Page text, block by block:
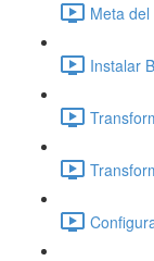
Meta
Instalar